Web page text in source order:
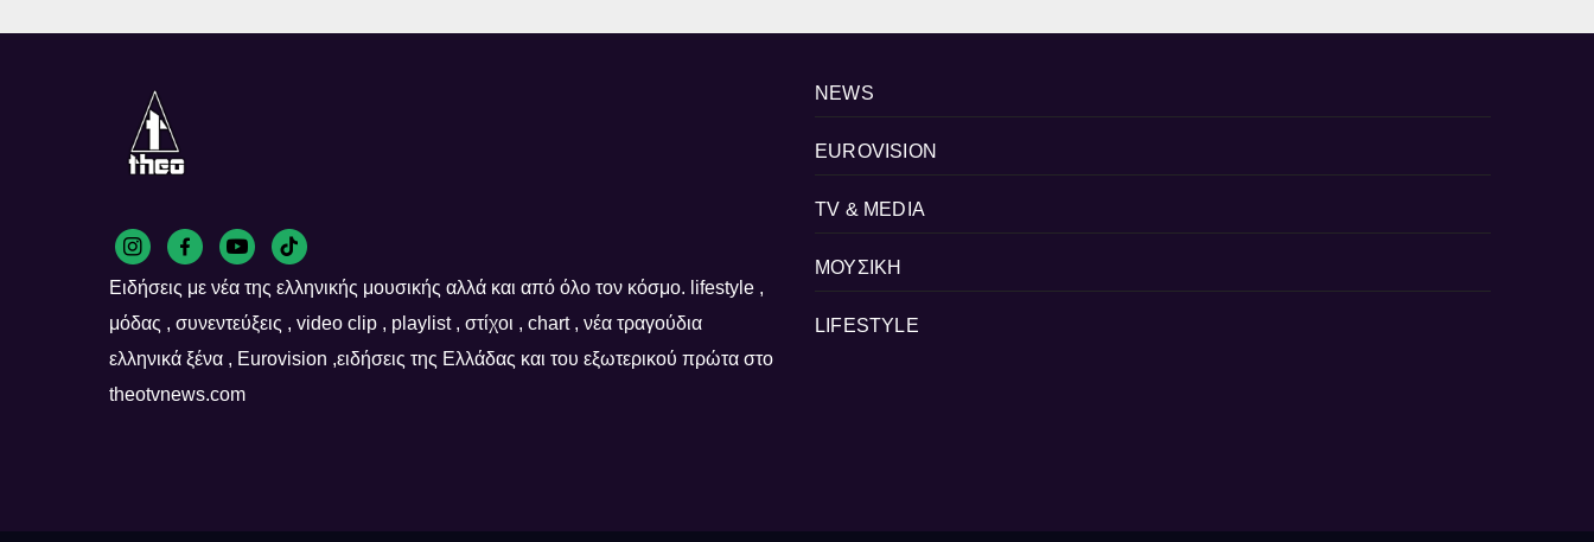
Ειδήσεις με νέα της ελληνικής μουσικής αλλά και από όλο τον κόσμο. lifestyle ,
μόδας , συνεντεύξεις , video clip , playlist , στίχοι , chart , νέα τραγούδια
ελληνικά ξένα , Eurovision ,ειδήσεις της Ελλάδας και του εξωτερικού πρώτα στο
theotvnews.com
NEWS
EUROVISION
TV & MEDIA
ΜΟΥΣΙΚΗ
LIFESTYLE